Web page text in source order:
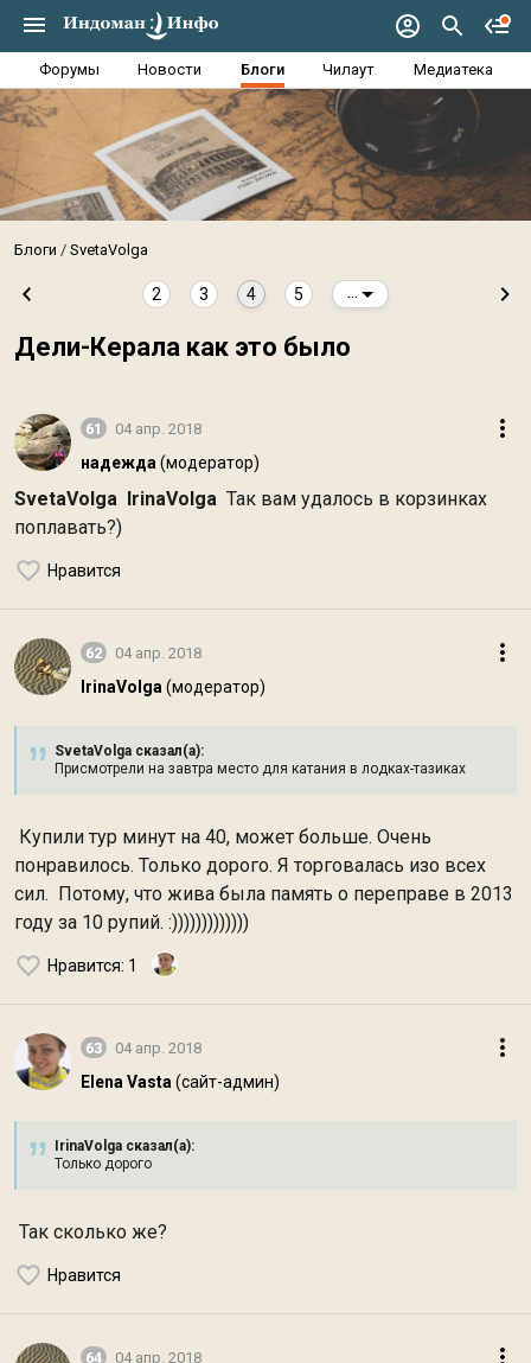
Форумы Новости Блоги Чилаут Медиатека
Блоги SvetaVolga
2 3 4 5
Дели-Керала как это было
61 04 апр. 2018
надежда (модератор)
SvetaVolga IrinaVolga Так вам удалось в корзинках
поплавать?)
Нравится
62 04 апр. 2018
IrinaVolga (модератор)
SvetaVolga сказал(а):
Присмотрели на завтра место для катания в лодках-тазиках
Купили тур минут на 40, может больше. Очень
понравилось. Только дорого. Я торговалась изо всех
сил. Потому, что жива была память о переправе в 2013
году за 10 рупий. :)))))))))))))
Нравится: 1
63 04 апр. 2018
Elena Vasta (сайт-админ)
IrinaVolga сказал(а):
Только дорого
Так сколько же?
Нравится
64 04 апр. 2018